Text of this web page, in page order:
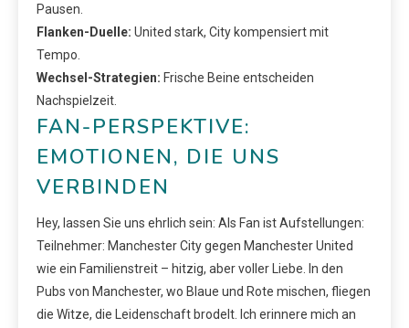
Pausen.
Flanken-Duelle: United stark, City kompensiert mit
Tempo.
Wechsel-Strategien: Frische Beine entscheiden
Nachspielzeit.
FAN-PERSPEKTIVE:
EMOTIONEN, DIE UNS
VERBINDEN
Hey, lassen Sie uns ehrlich sein: Als Fan ist Aufstellungen:
Teilnehmer: Manchester City gegen Manchester United
wie ein Familienstreit – hitzig, aber voller Liebe. In den
Pubs von Manchester, wo Blaue und Rote mischen, fliegen
die Witze, die Leidenschaft brodelt. Ich erinnere mich an